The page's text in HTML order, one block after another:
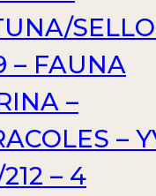
– FAUNA
–
–
– 4